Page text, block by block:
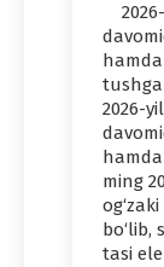
2026-
ming
bo‘lib,
tasi